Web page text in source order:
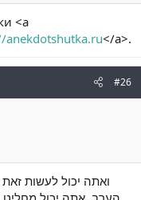
<a
anekdotshutka.ru</a>.
#26
ואתה יכול לעשות